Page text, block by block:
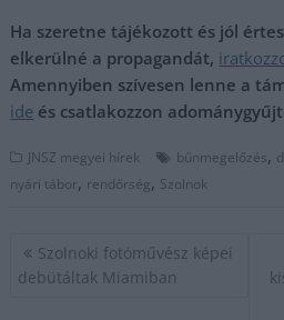
Ha szeretne tájékozott és jól
elkerülné a propagandát,
Amennyiben szívesen lenne a
ide és csatlakozzon
JNSZ megyei hírek bűnmegelőzés,
nyári tábor, rendőrség, Szolnok
Bejegyzés
navigáció
Szolnoki fotóművész képei
debütáltak Miamiban